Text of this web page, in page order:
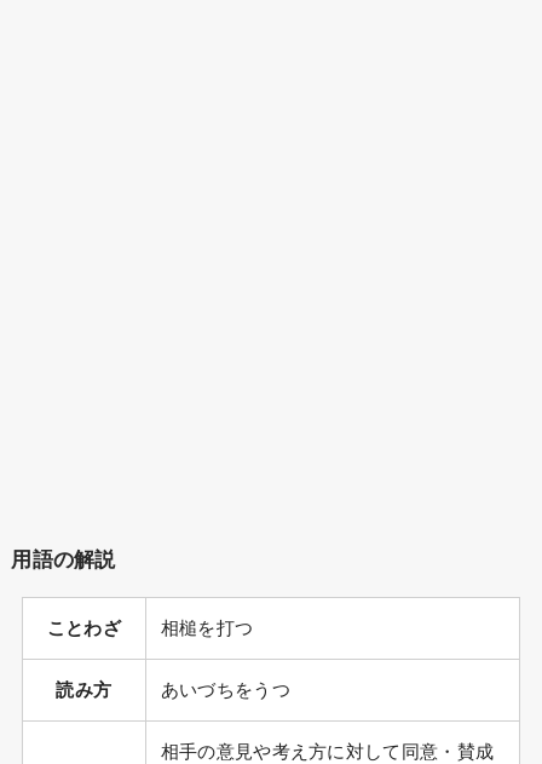
用語の解説
ことわざ 相槌を打つ
読み方 あいづちをうつ
相手の意見や考え方に対して同意・賛成